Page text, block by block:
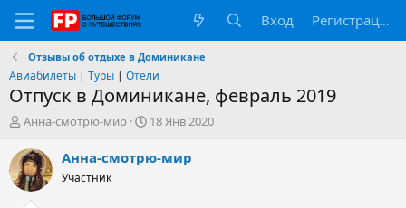
Вход Регистрация
Отзывы об отдыхе в Доминикане
Авиабилеты | Туры | Отели
Отпуск в Доминикане, февраль 2019
А
т
о
р
т
Анна-смотрю-мир
Д
т
18 Янв 2020
Анна-смотрю-мир
Участник